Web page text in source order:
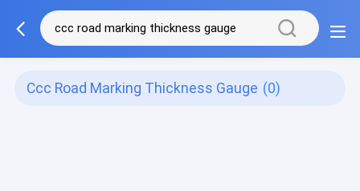
Ccc Road Marking Thickness Gauge (0)